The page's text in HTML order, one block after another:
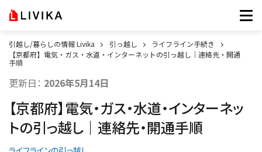
引越し/暮らしの情報 Livika 引っ越し
ライフライン手続き
【京都府】電気・ガス・水道・インターネットの引っ越し｜連絡先・開通
手順
更新日： 2026年5月14日
【京都府】電気・ガス・水道・インターネッ
トの引っ越し｜連絡先・開通手順